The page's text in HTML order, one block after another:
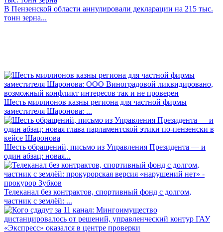
В Пензенской области аннулировали декларации на 215 тыс.
тонн зерна...
Шесть миллионов казны региона для частной фирмы
заместителя Шаронова: ...
Шесть обращений, письмо из Управления Президента — и
один абзац: новая...
Телеканал без контрактов, спортивный фонд с долгом,
частник с землёй: ...